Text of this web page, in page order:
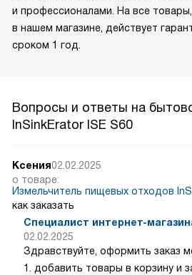
и профессионалами. На все
в нашем магазине, действует
сроком 1 год.
Вопросы и ответы на
InSinkErator ISE S60
Ксения02.02.2025
о товаре:
Измельчитель пищевых отходов
как заказать
Специалист интернет-
02.02.2025
Здравствуйте, оформить заказ
1. добавить товары в корзину и